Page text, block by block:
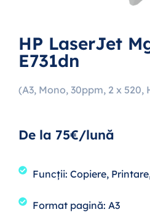
HP LaserJet
E731dn
(A3, Mono, 30ppm, 2 x 520,
De la 75€/lună
Funcții: Copiere,
Format pagină: A3